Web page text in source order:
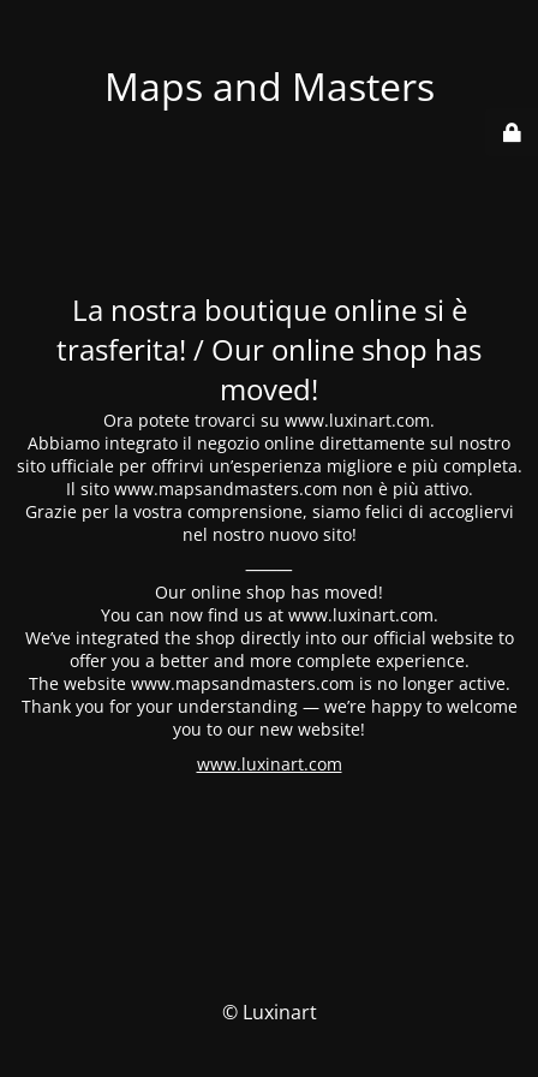
Maps and Masters
La nostra boutique online si è
trasferita! / Our online shop has
moved!
Ora potete trovarci su www.luxinart.com.
Abbiamo integrato il negozio online direttamente sul nostro
sito ufficiale per offrirvi un’esperienza migliore e più completa.
Il sito www.mapsandmasters.com non è più attivo.
Grazie per la vostra comprensione, siamo felici di accogliervi
nel nostro nuovo sito!
⸻
Our online shop has moved!
You can now find us at www.luxinart.com.
We’ve integrated the shop directly into our official website to
offer you a better and more complete experience.
The website www.mapsandmasters.com is no longer active.
Thank you for your understanding — we’re happy to welcome
you to our new website!
www.luxinart.com
© Luxinart